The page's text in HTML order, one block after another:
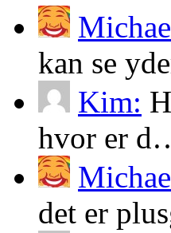
kan se
Kim:
hvor er
det er